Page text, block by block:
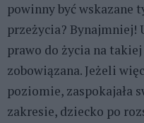
powinny być
przeżycia?
prawo do życia na
zobowiązana. Jeżeli
poziomie, zaspokajała
zakresie, dziecko po